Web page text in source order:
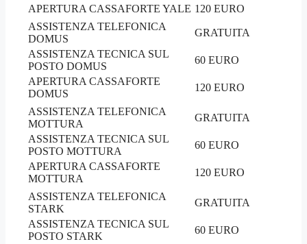
APERTURA CASSAFORTE YALE 120 EURO
ASSISTENZA TELEFONICA
DOMUS
GRATUITA
ASSISTENZA TECNICA SUL
POSTO DOMUS
60 EURO
APERTURA CASSAFORTE
DOMUS
120 EURO
ASSISTENZA TELEFONICA
MOTTURA
GRATUITA
ASSISTENZA TECNICA SUL
POSTO MOTTURA
60 EURO
APERTURA CASSAFORTE
MOTTURA
120 EURO
ASSISTENZA TELEFONICA
STARK
GRATUITA
ASSISTENZA TECNICA SUL
POSTO STARK
60 EURO